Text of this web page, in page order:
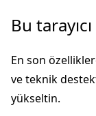
Ana
atla
Bu
En son
ve teknik
yükseltin.